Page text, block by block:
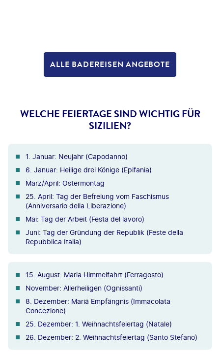
ALLE BADEREISEN ANGEBOTE
WELCHE FEIERTAGE SIND WICHTIG FÜR
SIZILIEN?
1. Januar: Neujahr (Capodanno)
6. Januar: Heilige drei Könige (Epifania)
März/April: Ostermontag
25. April: Tag der Befreiung vom Faschismus
(Anniversario della Liberazione)
Mai: Tag der Arbeit (Festa del lavoro)
Juni: Tag der Gründung der Republik (Feste della
Repubblica Italia)
15. August: Maria Himmelfahrt (Ferragosto)
November: Allerheiligen (Ognissanti)
8. Dezember: Mariä Empfängnis (Immacolata
Concezione)
25. Dezember: 1. Weihnachtsfeiertag (Natale)
26. Dezember: 2. Weihnachtsfeiertag (Santo Stefano)